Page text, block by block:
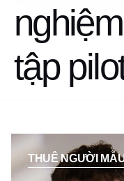
tập
THUÊ NGƯỜI